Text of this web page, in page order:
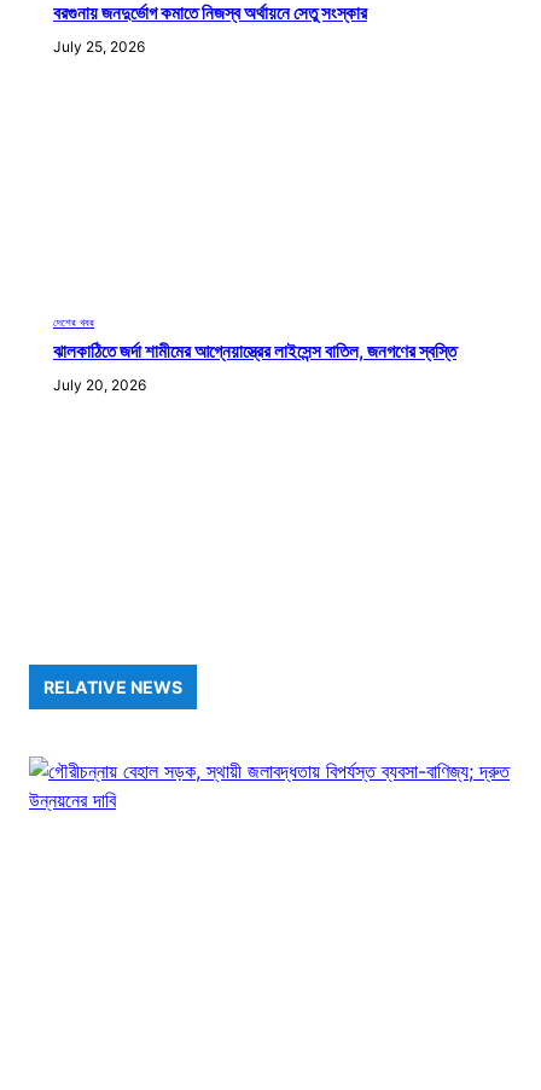
বরগুনায় জনদুর্ভোগ কমাতে নিজস্ব অর্থায়নে সেতু সংস্কার
July 25, 2026
দেশের খবর
ঝালকাঠিতে জর্দা শামীমের আগ্নেয়াস্ত্রের লাইসেন্স বাতিল, জনগণের স্বস্তি
July 20, 2026
RELATIVE NEWS